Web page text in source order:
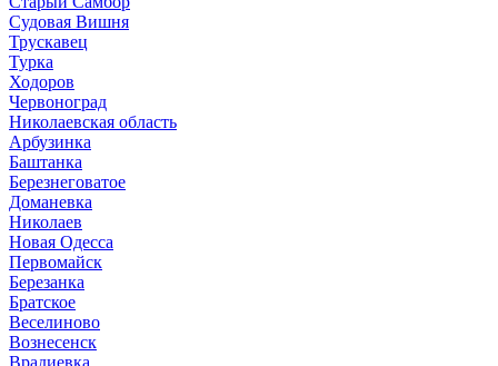
Судовая Вишня
Трускавец
Турка
Ходоров
Червоноград
Николаевская область
Арбузинка
Баштанка
Березнеговатое
Доманевка
Николаев
Новая Одесса
Первомайск
Березанка
Братское
Веселиново
Вознесенск
Врадиевка